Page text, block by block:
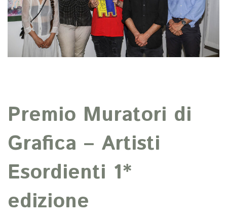
Premio Muratori di
Grafica – Artisti
Esordienti 1*
edizione